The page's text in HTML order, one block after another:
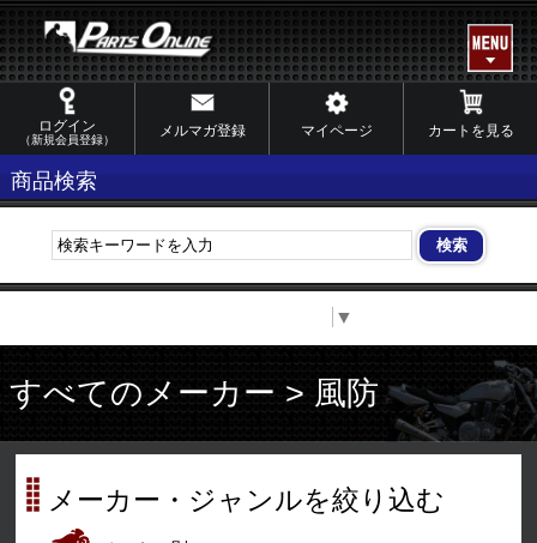
ログイン
（新規会員登録）
メルマガ登録 マイページ カートを見る
商品検索
▼
すべてのメーカー > 風防
メーカー・ジャンルを絞り込む